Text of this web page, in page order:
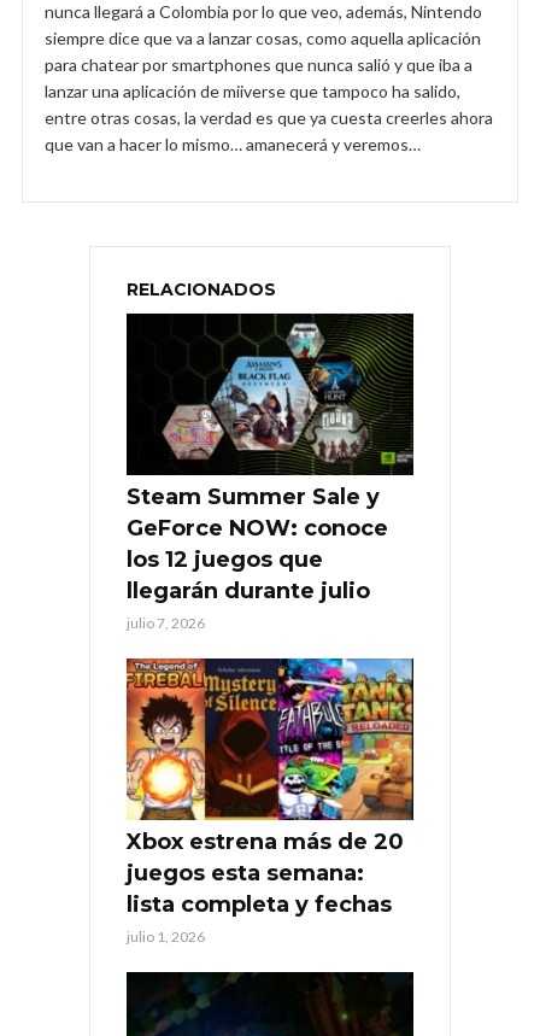
nunca llegará a Colombia por lo que veo, además, Nintendo
siempre dice que va a lanzar cosas, como aquella aplicación
para chatear por smartphones que nunca salió y que iba a
lanzar una aplicación de miiverse que tampoco ha salido,
entre otras cosas, la verdad es que ya cuesta creerles ahora
que van a hacer lo mismo… amanecerá y veremos…
RELACIONADOS
Steam Summer Sale y
GeForce NOW: conoce
los 12 juegos que
llegarán durante julio
julio 7, 2026
Xbox estrena más de 20
juegos esta semana:
lista completa y fechas
julio 1, 2026